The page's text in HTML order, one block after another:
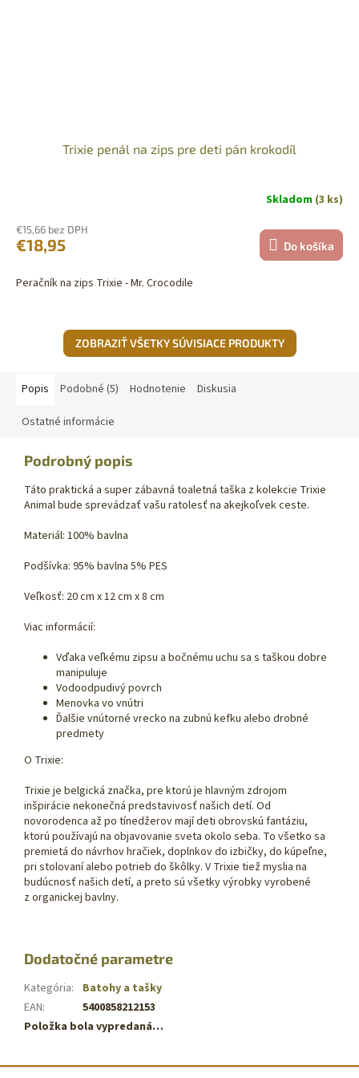
Trixie penál na zips pre deti pán krokodíl
Skladom (3 ks)
€15,66 bez DPH
€18,95 Do košíka
Peračník na zips Trixie - Mr. Crocodile
ZOBRAZIŤ VŠETKY SÚVISIACE PRODUKTY
Popis Podobné (5) Hodnotenie Diskusia
Ostatné informácie
Podrobný popis
Táto praktická a super zábavná toaletná taška z kolekcie Trixie
Animal bude sprevádzať vašu ratolesť na akejkoľvek ceste.
Materiál: 100% bavlna
Podšívka: 95% bavlna 5% PES
Veľkosť: 20 cm x 12 cm x 8 cm
Viac informácií:
Vďaka veľkému zipsu a bočnému uchu sa s taškou dobre
manipuluje
Vodoodpudivý povrch
Menovka vo vnútri
Ďalšie vnútorné vrecko na zubnú kefku alebo drobné
predmety
O Trixie:
Trixie je belgická značka, pre ktorú je hlavným zdrojom
inšpirácie nekonečná predstavivosť našich detí. Od
novorodenca až po tínedžerov mají deti obrovskú fantáziu,
ktorú používajú na objavovanie sveta okolo seba. To všetko sa
premietá do návrhov hračiek, doplnkov do izbičky, do kúpeľne,
pri stolovaní alebo potrieb do škôlky. V Trixie tiež myslia na
budúcnosť našich detí, a preto sú všetky výrobky vyrobené
z organickej bavlny.
Dodatočné parametre
Kategória:
Batohy a tašky
EAN:
5400858212153
Položka bola vypredaná…